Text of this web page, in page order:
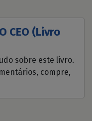
CEO (Livro
sobre este livro.
compre,